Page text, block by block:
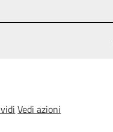
Vedi azioni